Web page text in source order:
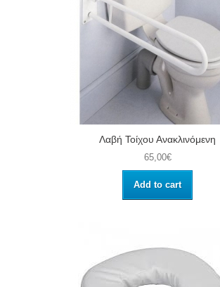
Λαβή Τοίχου Ανακλινόμενη
65,00€
Add to cart